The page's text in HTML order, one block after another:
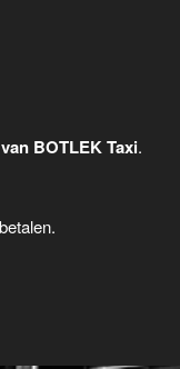
BOTLEK Taxi.